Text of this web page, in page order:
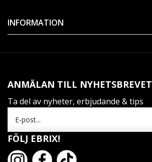
INFORMATION
ANMÄLAN TILL NYHETSBREVET
Ta del av nyheter, erbjudande & tips
FÖLJ EBRIX!